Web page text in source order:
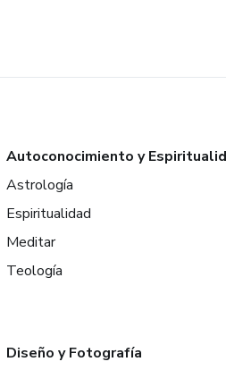
Autoconocimiento y
Astrología
Espiritualidad
Meditar
Teología
Diseño y Fotografía